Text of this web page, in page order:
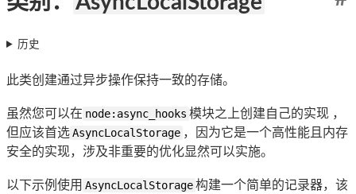
历史
此类创建通过异步操作保持一致的存储。
虽然您可以在 node:async_hooks 模块之上创建自己的实现 ，
但应该首选AsyncLocalStorage ，因为它是一个高性能且内存
安全的实现，涉及非重要的优化显然可以实施。
以下示例使用 AsyncLocalStorage构建一个简单的记录器，该